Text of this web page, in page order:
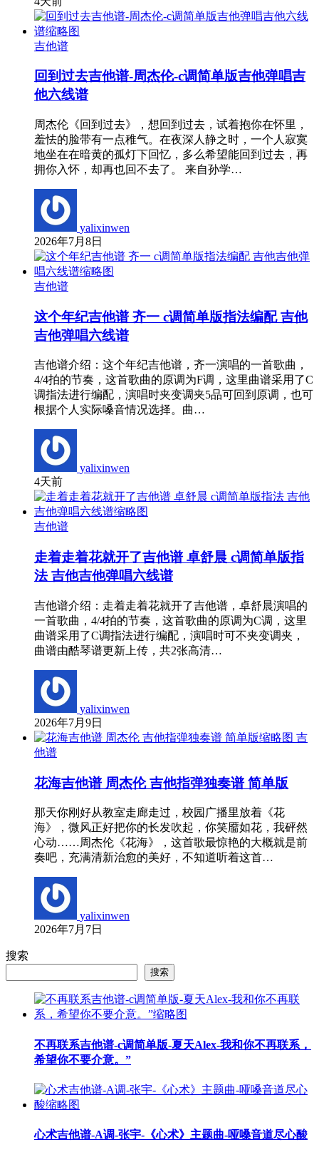
吉他谱
回到过去吉他谱-周杰伦-c调简单版吉他弹唱吉
他六线谱
周杰伦《回到过去》，想回到过去，试着抱你在怀里，
羞怯的脸带有一点稚气。在夜深人静之时，一个人寂寞
地坐在在暗黄的孤灯下回忆，多么希望能回到过去，再
拥你入怀，却再也回不去了。 来自孙学…
yalixinwen
2026年7月8日
吉他谱
这个年纪吉他谱 齐一 c调简单版指法编配 吉他
吉他弹唱六线谱
吉他谱介绍：这个年纪吉他谱，齐一演唱的一首歌曲，
4/4拍的节奏，这首歌曲的原调为F调，这里曲谱采用了C
调指法进行编配，演唱时夹变调夹5品可回到原调，也可
根据个人实际嗓音情况选择。曲…
yalixinwen
4天前
吉他谱
走着走着花就开了吉他谱 卓舒晨 c调简单版指
法 吉他吉他弹唱六线谱
吉他谱介绍：走着走着花就开了吉他谱，卓舒晨演唱的
一首歌曲，4/4拍的节奏，这首歌曲的原调为C调，这里
曲谱采用了C调指法进行编配，演唱时可不夹变调夹，
曲谱由酷琴谱更新上传，共2张高清…
yalixinwen
2026年7月9日
吉
他谱
花海吉他谱 周杰伦 吉他指弹独奏谱 简单版
那天你刚好从教室走廊走过，校园广播里放着《花
海》，微风正好把你的长发吹起，你笑靥如花，我砰然
心动……周杰伦《花海》，这首歌最惊艳的大概就是前
奏吧，充满清新治愈的美好，不知道听着这首…
yalixinwen
2026年7月7日
搜索
搜索
不再联系吉他谱-c调简单版-夏天Alex-我和你不再联系，
希望你不要介意。”
心术吉他谱-A调-张宇-《心术》主题曲-哑嗓音道尽心酸